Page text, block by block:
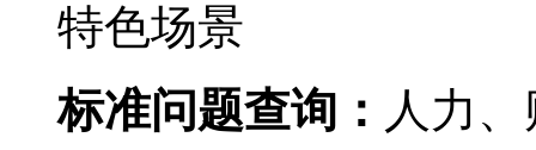
特色场景
标准问题查询： 人力